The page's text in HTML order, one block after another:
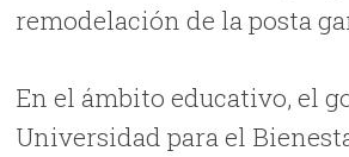
remodelación de la posta
En el ámbito educativo, el
Universidad para el